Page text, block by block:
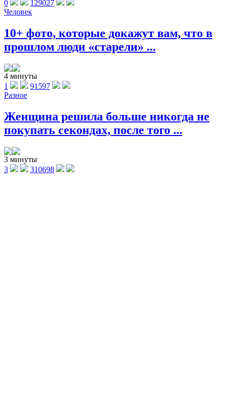
0
129027
Человек
10+ фото, которые докажут вам, что в
прошлом люди «старели» ...
4 минуты
1
91597
Разное
Женщина решила больше никогда не
покупать секондах, после того ...
3 минуты
3
310698